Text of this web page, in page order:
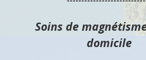
Soins de
domicile